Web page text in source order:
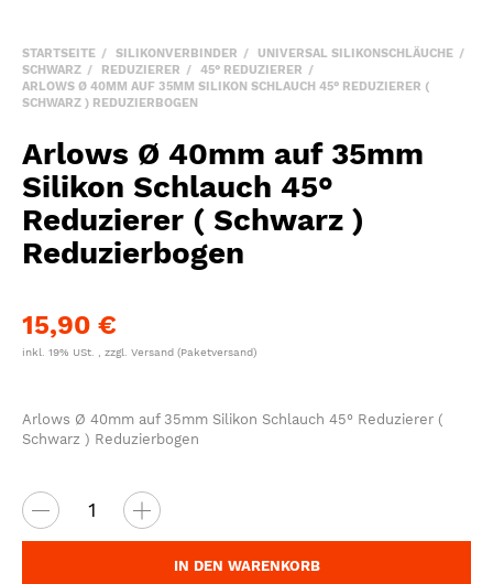
STARTSEITE SILIKONVERBINDER
UNIVERSAL SILIKONSCHLÄUCHE
SCHWARZ
REDUZIERER
45° REDUZIERER
ARLOWS Ø 40MM AUF 35MM SILIKON SCHLAUCH 45° REDUZIERER (
SCHWARZ ) REDUZIERBOGEN
Arlows Ø 40mm auf 35mm
Silikon Schlauch 45°
Reduzierer ( Schwarz )
Reduzierbogen
15,90 €
inkl. 19% USt. , zzgl. Versand (Paketversand)
Arlows Ø 40mm auf 35mm Silikon Schlauch 45° Reduzierer (
Schwarz ) Reduzierbogen
IN DEN WARENKORB